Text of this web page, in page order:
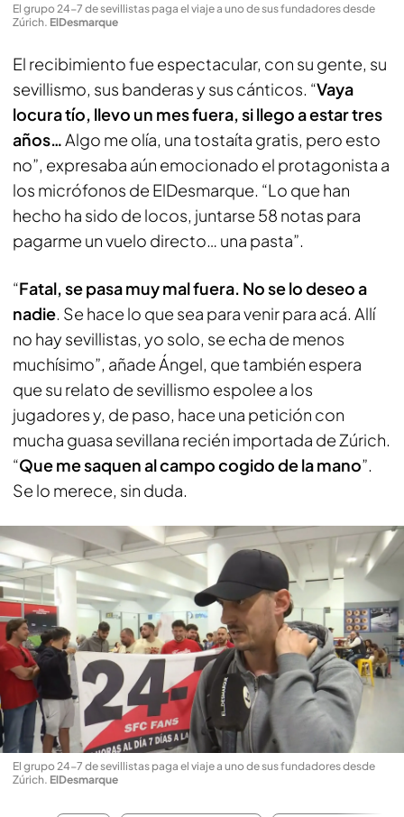
El grupo 24-7 de sevillistas paga el viaje a uno de sus fundadores desde
Zúrich. ElDesmarque
El recibimiento fue espectacular, con su gente, su
sevillismo, sus banderas y sus cánticos. “Vaya
locura tío, llevo un mes fuera, si llego a estar tres
años…Algo me olía, unatostaíta gratis, pero esto
no”, expresaba aún emocionado el protagonista a
los micrófonos de ElDesmarque. “Lo que han
hecho ha sido de locos, juntarse 58 notas para
pagarme un vuelo directo… una pasta”.
“Fatal, se pasa muy mal fuera. No se lo deseo a
nadie. Se hace lo que sea para venir para acá. Allí
no hay sevillistas, yo solo, se echa de menos
muchísimo”, añade Ángel, que también espera
que su relato de sevillismo espolee a los
jugadores y, de paso, hace una petición con
mucha guasa sevillana recién importada de Zúrich.
“Que me saquen al campo cogido de la mano”.
Se lo merece, sin duda.
El grupo 24-7 de sevillistas paga el viaje a uno de sus fundadores desde
Zúrich. ElDesmarque